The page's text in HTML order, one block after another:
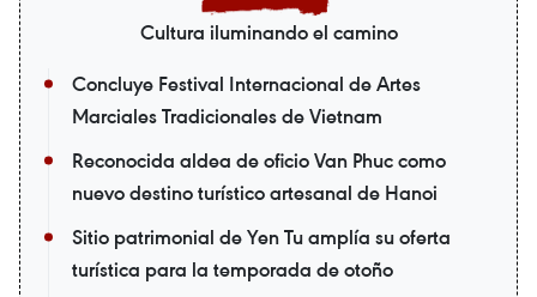
Cultura iluminando el camino
Concluye Festival Internacional de Artes
Marciales Tradicionales de Vietnam
Reconocida aldea de oficio Van Phuc como
nuevo destino turístico artesanal de Hanoi
Sitio patrimonial de Yen Tu amplía su oferta
turística para la temporada de otoño